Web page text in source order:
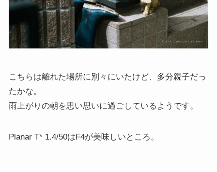
こちらは離れた場所に別々にいたけど、多分親子だっ
たかな。
雨上がりの朝を思い思いに過ごしているようです。
Planar T* 1.4/50はF4が美味しいところ。